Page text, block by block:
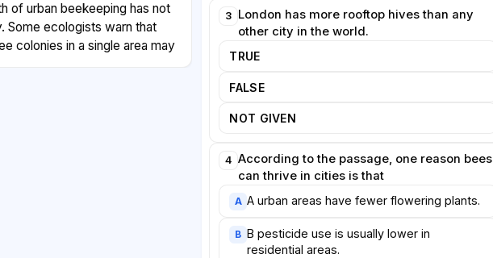
of urban beekeeping has not
Some ecologists warn that
colonies in a single area may
3 London has more rooftop hives than any
other city in the world.
TRUE
FALSE
NOT GIVEN
4 According to the passage, one reason bees
can thrive in cities is that
A A urban areas have fewer flowering plants.
B B pesticide use is usually lower in
residential areas.